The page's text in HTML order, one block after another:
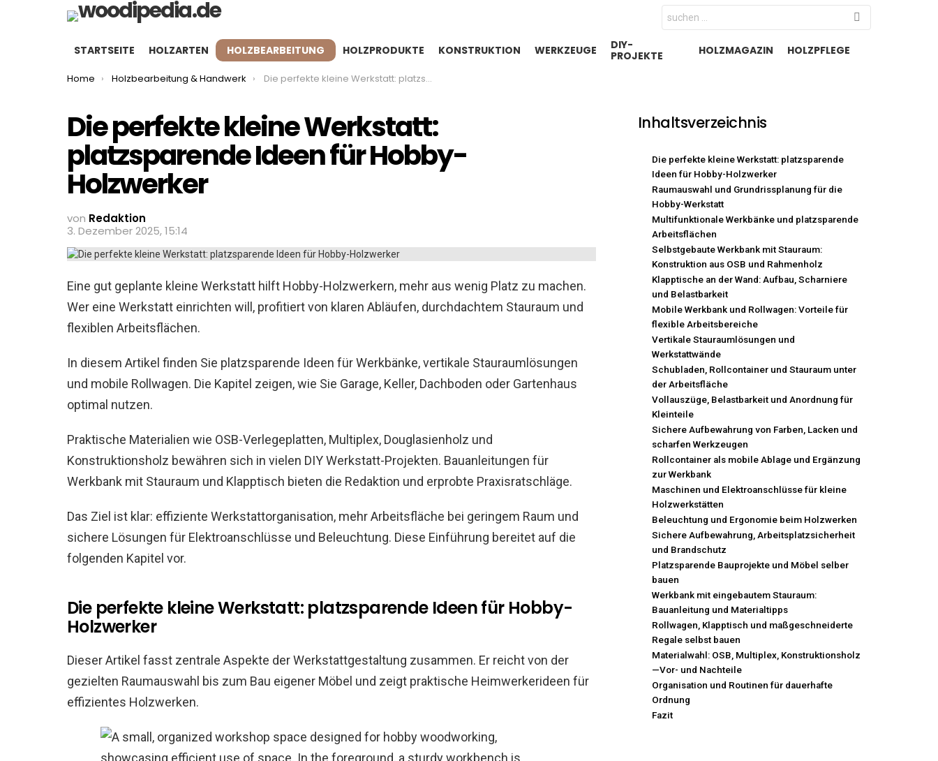
Search
for:
STARTSEITE HOLZARTEN HOLZBEARBEITUNG HOLZPRODUKTE KONSTRUKTION WERKZEUGE
DIY-
PROJEKTE
HOLZMAGAZIN HOLZPFLEGE
You are here:
Home Holzbearbeitung & Handwerk Die perfekte kleine Werkstatt: platzsparende Ideen für Hobby-Holzwerker
Die perfekte kleine Werkstatt:
platzsparende Ideen für Hobby-
Holzwerker
von Redaktion
3. Dezember 2025, 15:14
Eine gut geplante kleine Werkstatt hilft Hobby-Holzwerkern, mehr aus wenig Platz zu machen.
Wer eine Werkstatt einrichten will, profitiert von klaren Abläufen, durchdachtem Stauraum und
flexiblen Arbeitsflächen.
In diesem Artikel finden Sie platzsparende Ideen für Werkbänke, vertikale Stauraumlösungen
und mobile Rollwagen. Die Kapitel zeigen, wie Sie Garage, Keller, Dachboden oder Gartenhaus
optimal nutzen.
Praktische Materialien wie OSB-Verlegeplatten, Multiplex, Douglasienholz und
Konstruktionsholz bewähren sich in vielen DIY Werkstatt-Projekten. Bauanleitungen für
Werkbank mit Stauraum und Klapptisch bieten die Redaktion und erprobte Praxisratschläge.
Das Ziel ist klar: effiziente Werkstattorganisation, mehr Arbeitsfläche bei geringem Raum und
sichere Lösungen für Elektroanschlüsse und Beleuchtung. Diese Einführung bereitet auf die
folgenden Kapitel vor.
Die perfekte kleine Werkstatt: platzsparende Ideen für Hobby-
Holzwerker
Dieser Artikel fasst zentrale Aspekte der Werkstattgestaltung zusammen. Er reicht von der
gezielten Raumauswahl bis zum Bau eigener Möbel und zeigt praktische Heimwerkerideen für
effizientes Holzwerken.
Inhaltsverzeichnis
Die perfekte kleine Werkstatt: platzsparende
Ideen für Hobby-Holzwerker
Raumauswahl und Grundrissplanung für die
Hobby-Werkstatt
Multifunktionale Werkbänke und platzsparende
Arbeitsflächen
Selbstgebaute Werkbank mit Stauraum:
Konstruktion aus OSB und Rahmenholz
Klapptische an der Wand: Aufbau, Scharniere
und Belastbarkeit
Mobile Werkbank und Rollwagen: Vorteile für
flexible Arbeitsbereiche
Vertikale Stauraumlösungen und
Werkstattwände
Schubladen, Rollcontainer und Stauraum unter
der Arbeitsfläche
Vollauszüge, Belastbarkeit und Anordnung für
Kleinteile
Sichere Aufbewahrung von Farben, Lacken und
scharfen Werkzeugen
Rollcontainer als mobile Ablage und Ergänzung
zur Werkbank
Maschinen und Elektroanschlüsse für kleine
Holzwerkstätten
Beleuchtung und Ergonomie beim Holzwerken
Sichere Aufbewahrung, Arbeitsplatzsicherheit
und Brandschutz
Platzsparende Bauprojekte und Möbel selber
bauen
Werkbank mit eingebautem Stauraum:
Bauanleitung und Materialtipps
Rollwagen, Klapptisch und maßgeschneiderte
Regale selbst bauen
Materialwahl: OSB, Multiplex, Konstruktionsholz
—Vor- und Nachteile
Organisation und Routinen für dauerhafte
Ordnung
Fazit